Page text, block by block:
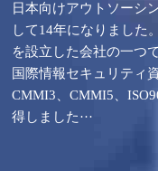
日本向けアウトソーシ
して14年になりました
を設立した会社の一つ
国際情報セキュリティ
CMMI3、CMMI5、
得しました···